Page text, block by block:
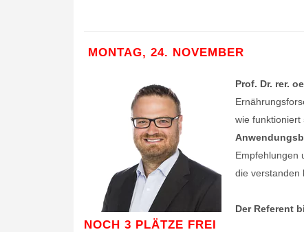
MONTAG, 24. NOVEMBER
Prof. Dr. rer.
wie funktioniert
Empfehlungen
die verstanden
Der Referent
NOCH 3 PLÄTZE FREI